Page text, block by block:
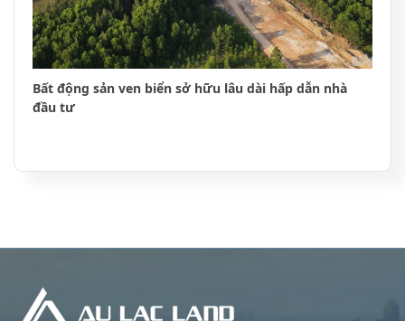
Bất động sản ven biển sở hữu lâu dài hấp dẫn nhà
đầu tư